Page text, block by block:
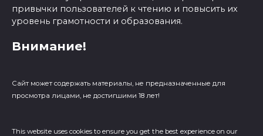
привычки пользователей к чтению и повысить их
уровень грамотности и образования.
Внимание!
Сайт может содержать материалы, не предназначенные для
просмотра лицами, не достигшими 18 лет!
This website uses cookies to ensure you get the best experience on our